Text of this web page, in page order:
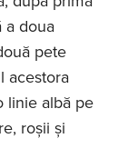
a doua
pete
acestora
linie albă pe
roșii și